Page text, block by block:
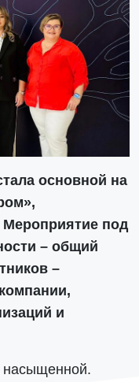
основной на
Мероприятие под
– общий
–
и
насыщенной.